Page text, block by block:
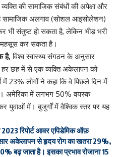
की सामाजिक संबंधों की अपेक्षा और
सामाजिक अलगाव (सोशल आइसोलेशन)
संतुष्ट हो सकता है, लेकिन भीड़ भरी
महसूस कर सकता है।
है, विश्व स्वास्थ्य संगठन के अनुसार
हर छह में से एक व्यक्ति अकेलापन को
लोगों ने कहा कि वे पिछले दिन में
अमेरिका में लगभग 50% वयस्क
में। बुजुर्गों में वैश्विक स्तर पर यह
रिपोर्ट आवर एपिडेमिक ऑफ़
अकेलापन से हृदय रोग का खतरा 29%,
बढ़ जाता है। इसका प्रभाव रोजाना 15